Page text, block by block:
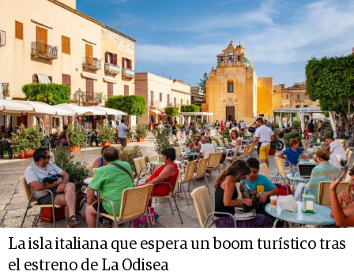
La isla italiana que espera un boom turístico tras
el estreno de La Odisea